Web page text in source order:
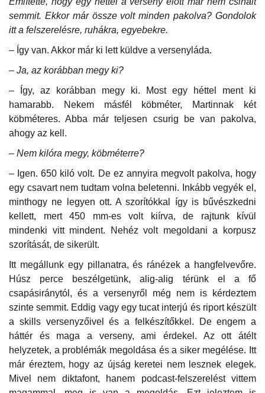
semmit. Ekkor már össze volt minden pakolva? Gondolok
itt a felszerelésre, ruhákra, egyebekre.
– Így van. Akkor már ki lett küldve a versenyláda.
– Ja, az korábban megy ki?
– Így, az korábban megy ki. Most egy héttel ment ki
hamarabb. Nekem másfél köbméter, Martinnak két
köbméteres. Abba már teljesen csurig be van pakolva,
ahogy az kell.
– Nem kilóra megy, köbméterre?
– Igen. 650 kiló volt. De ez annyira megvolt pakolva, hogy
egy csavart nem tudtam volna beletenni. Inkább vegyék el,
minthogy ne legyen ott. A szorítókkal így is bűvészkedni
kellett, mert 450 mm-es volt kiírva, de rajtunk kívül
mindenki vitt mindent. Nehéz volt megoldani a korpusz
szorítását, de sikerült.
Itt megállunk egy pillanatra, és ránézek a hangfelvevőre.
Húsz perce beszélgetünk, alig-alig térünk el a fő
csapásiránytól, és a versenyről még nem is kérdeztem
szinte semmit. Eddig vagy egy tucat interjú és riport készült
a skills versenyzőivel és a felkészítőkkel. De engem a
háttér és maga a verseny, ami érdekel. Az ott átélt
helyzetek, a problémák megoldása és a siker megélése. Itt
már éreztem, hogy az újság keretei nem lesznek elegek.
Mivel nem diktafont, hanem podcast-felszerelést vittem